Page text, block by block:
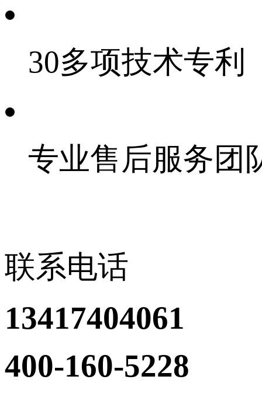
30多项技术专利
专业售后服务团
联系电话
13417404061
400-160-5228